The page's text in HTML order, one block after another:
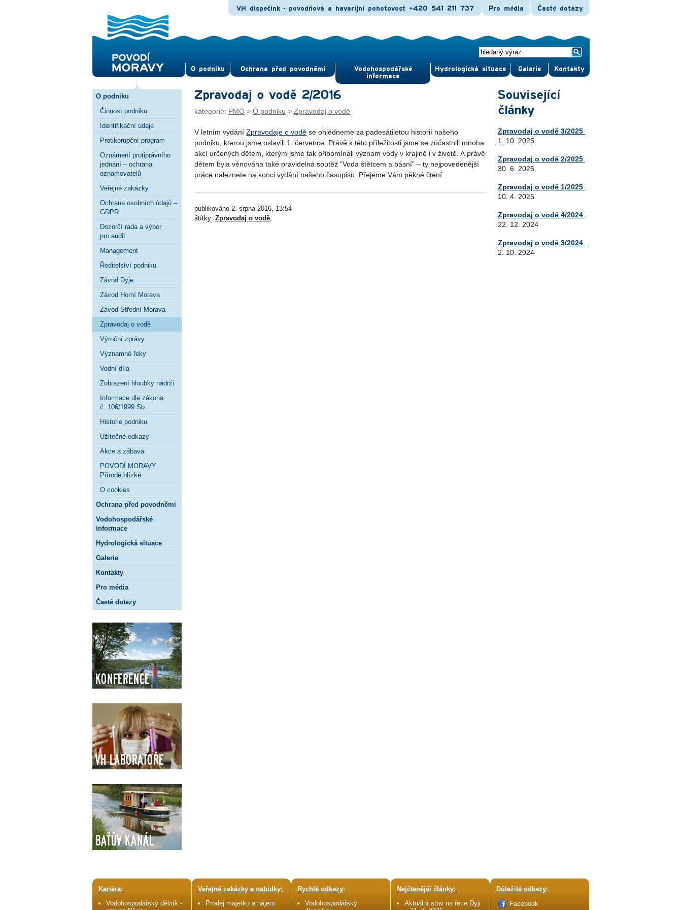
O pod­niku Ochrana před povod­němi
Vodohospodářské
informace
Hydrologická situace Gale­rie Kontak­ty
VH dispečink - povodňová a havarijní pohotovost +420 541 211 737 Pro média Časté dotazy
O podniku
Činnost podniku
Identifikační údaje
Protikorupční program
Oznámení protiprávního
jednání – ochrana
oznamovatelů
Veřejné zakázky
Ochrana osobních údajů –
GDPR
Dozorčí rada a výbor
pro audit
Management
Ředitelství podniku
Závod Dyje
Závod Horní Morava
Závod Střední Morava
Zpravodaj o vodě
Výroční zprávy
Významné řeky
Vodní díla
Zobrazení hloubky nádrží
Informace dle zákona
č. 106/1999 Sb
Historie podniku
Užitečné odkazy
Akce a zábava
POVODÍ MORAVY
Přírodě blízké
O cookies
Ochrana před povodněmi
Vodohospodářské
informace
Hydrologická situace
Galerie
Kontakty
Pro média
Časté dotazy
Konference
VH Laboratoře
Baťův kanál
Zpravodaj o vodě 2/2016
kategorie: PMO > O podniku > Zpravodaj o vodě
V letním vydání Zpravodaje o vodě se ohlédneme za padesátiletou historií našeho
podniku, kterou jsme oslavili 1. července. Právě k této příležitosti jsme se zúčastnili mnoha
akcí určených dětem, kterým jsme tak připomínali význam vody v krajině i v životě. A právě
dětem byla věnována také pravidelná soutěž "Voda štětcem a básní" – ty nejpovedenější
práce naleznete na konci vydání našeho časopisu. Přejeme Vám pěkné čtení.
publikováno 2. srpna 2016, 13:54
štítky: Zpravodaj o vodě,
Související
články
Zpravodaj o vodě 3/2025
1. 10. 2025
Zpravodaj o vodě 2/2025
30. 6. 2025
Zpravodaj o vodě 1/2025
10. 4. 2025
Zpravodaj o vodě 4/2024
22. 12. 2024
Zpravodaj o vodě 3/2024
2. 10. 2024
Kariéra:
Vodohospodářský dělník -
Veřejné zakázky a nabídky:
Prodej majetku a nájem
Rychlé odkazy:
Vodohospodářský
Nejčtenější články:
Aktuální stav na řece Dyji
Důležité odkazy:
Facebook